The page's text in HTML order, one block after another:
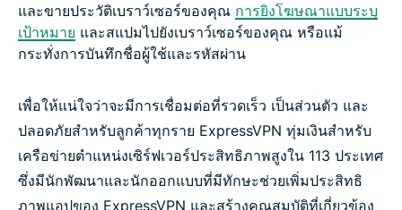
และขายประวัติเบราว์เซอร์ของคุณ การยิงโฆษณาแบบระบุ
เป้าหมาย และสแปมไปยังเบราว์เซอร์ของคุณ หรือแม้
กระทั่งการบันทึกชื่อผู้ใช้และรหัสผ่าน
เพื่อให้แน่ใจว่าจะมีการเชื่อมต่อที่รวดเร็ว เป็นส่วนตัว และ
ปลอดภัยสำหรับลูกค้าทุกราย ExpressVPN ทุ่มเงินสำหรับ
เครือข่ายตำแหน่งเซิร์ฟเวอร์ประสิทธิภาพสูงใน 113 ประเทศ
ซึ่งมีนักพัฒนาและนักออกแบบที่มีทักษะช่วยเพิ่มประสิทธิ
ภาพแอปของ ExpressVPN และสร้างคุณสมบัติที่เกี่ยวข้อง